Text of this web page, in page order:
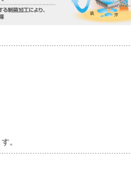
。